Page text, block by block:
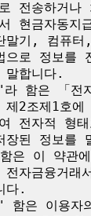
전송하거나
현금자동지
말기, 컴퓨
으로 정보를
말합니다.
함은 「전
2조제1호에
전자적 형
장된 정보를
은 이 약관에
자금융거래
다.
은 이용자